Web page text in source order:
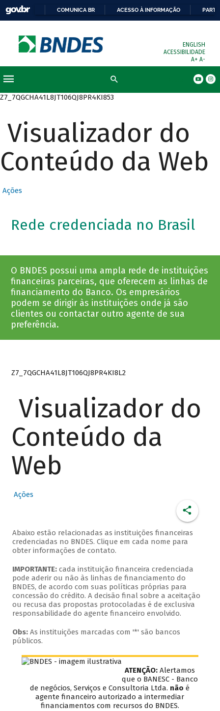
COMUNICA BR ACESSO À INFORMAÇÃO
ENGLISH
ACESSIBILIDADE
A+ A-
Z7_7QGCHA41L8JT106QJ8PR4KI853
Visualizador do
Conteúdo da Web
Ações
Rede credenciada no Brasil
O BNDES possui uma ampla rede de instituições
financeiras parceiras, que oferecem as linhas de
financiamento do Banco. Os empresários
podem se dirigir às instituições onde já são
clientes ou contactar outro agente de sua
preferência.
Z7_7QGCHA41L8JT106QJ8PR4KI8L2
Visualizador do
Conteúdo da
Web
Ações
Abaixo estão relacionadas as instituições financeiras
credenciadas no BNDES. Clique em cada nome para
obter informações de contato.
IMPORTANTE: cada instituição financeira credenciada
pode aderir ou não às linhas de financiamento do
BNDES, de acordo com suas políticas próprias para
concessão do crédito. A decisão final sobre a aceitação
ou recusa das propostas protocoladas é de exclusiva
responsabilidade do agente financeiro envolvido.
Obs: As instituições marcadas com '*' são bancos
públicos.
ATENÇÃO: Alertamos
que o BANESC - Banco
de negócios, Serviços e Consultoria Ltda. não é
agente financeiro autorizado a intermediar
financiamentos com recursos do BNDES.